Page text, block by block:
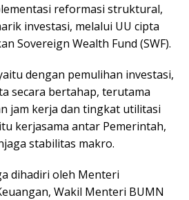
reformasi struktural,
investasi, melalui UU cipta
Sovereign Wealth Fund (SWF).
dengan pemulihan investasi,
secara bertahap, terutama
jam kerja dan tingkat utilitasi
kerjasama antar Pemerintah,
stabilitas makro.
dihadiri oleh Menteri
Wakil Menteri BUMN